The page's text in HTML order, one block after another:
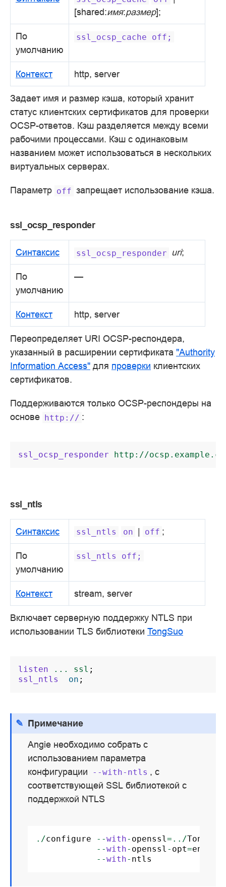
[shared:имя:размер];
По
умолчанию
ssl_ocsp_cache off;
Контекст http, server
Задает имя и размер кэша, который хранит
статус клиентских сертификатов для проверки
OCSP-ответов. Кэш разделяется между всеми
рабочими процессами. Кэш с одинаковым
названием может использоваться в нескольких
виртуальных серверах.
Параметр off запрещает использование кэша.
ssl_ocsp_responder
Синтаксис ssl_ocsp_responder uri;
По
умолчанию
—
Контекст http, server
Переопределяет URI OCSP-респондера,
указанный в расширении сертификата "Authority
Information Access" для проверки клиентских
сертификатов.
Поддерживаются только OCSP-респондеры на
основе http:// :
ssl_ocsp_responder http://
ssl_ntls
Синтаксис ssl_ntls on | off ;
По
умолчанию
ssl_ntls off;
Контекст stream, server
Включает серверную поддержку NTLS при
использовании TLS библиотеки TongSuo
listen ... ssl ;
ssl_ntls
on ;
Примечание
Angie необходимо собрать с
использованием параметра
конфигурации
--with-ntls , с
соответствующей SSL библиотекой с
поддержкой NTLS
./configure --with- openssl=../Tongsuo
--with- openssl - opt=enable
--with- ntls